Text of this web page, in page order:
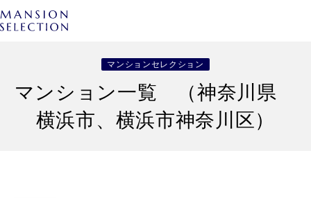
マンションセレクション
マンション一覧 （神奈川県
横浜市、横浜市神奈川区）